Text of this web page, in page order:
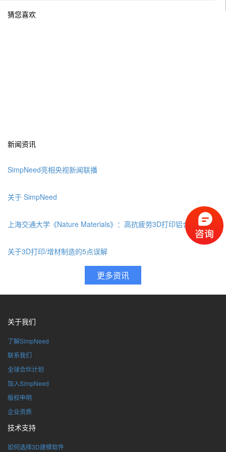
猜您喜欢
新闻资讯
SimpNeed亮相央视新闻联播
关于 SimpNeed
上海交通大学《Nature Materials》：高抗疲劳3D打印铝合金
关于3D打印/增材制造的5点误解
关于我们
了解SimpNeed
联系我们
全球合伙计划
加入SimpNeed
版权申明
企业资质
技术支持
如何选择3D建模软件